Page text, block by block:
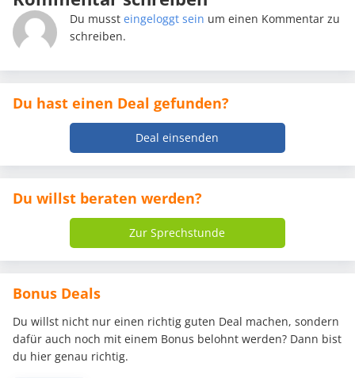
Du musst eingeloggt sein um einen Kommentar zu
schreiben.
Du hast einen Deal gefunden?
Deal einsenden
Du willst beraten werden?
Zur Sprechstunde
Bonus Deals
Du willst nicht nur einen richtig guten Deal machen, sondern
dafür auch noch mit einem Bonus belohnt werden? Dann bist
du hier genau richtig.